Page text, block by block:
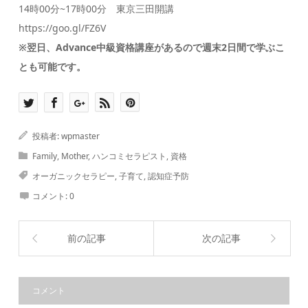
14時00分~17時00分 東京三田開講
https://goo.gl/FZ6V
※翌日、Advance中級資格講座があるので週末2日間で学ぶこ
とも可能です。
投稿者:wpmaster
Family, Mother,ハンコミセラピスト , 資格
オーガニックセラピー,子育て,認知症予防
コメント:0
前の記事 次の記事
コメント